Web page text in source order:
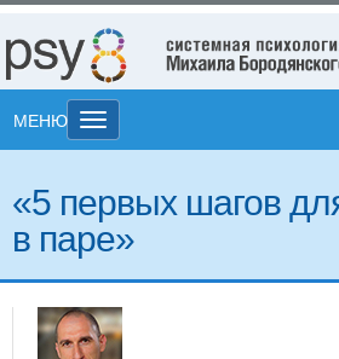
Toggle
navigation
МЕНЮ
«5 первых шагов
в паре»